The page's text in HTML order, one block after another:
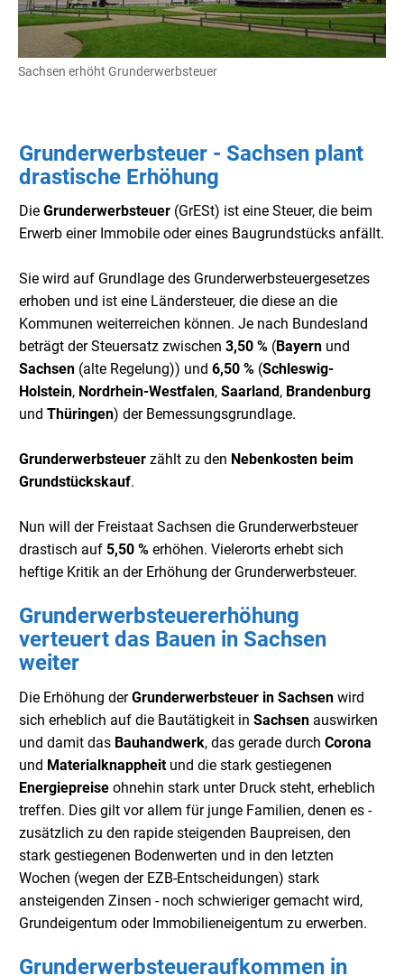
Sachsen erhöht Grunderwerbsteuer
Grunderwerbsteuer - Sachsen plant
drastische Erhöhung
Die Grunderwerbsteuer (GrESt) ist eine Steuer, die beim
Erwerb einer Immobile oder eines Baugrundstücks anfällt.
Sie wird auf Grundlage des Grunderwerbsteuergesetzes
erhoben und ist eine Ländersteuer, die diese an die
Kommunen weiterreichen können. Je nach Bundesland
beträgt der Steuersatz zwischen 3,50 % (Bayern und
Sachsen (alte Regelung)) und 6,50 % (Schleswig-
Holstein, Nordrhein-Westfalen, Saarland , Brandenburg
und Thüringen) der Bemessungsgrundlage.
Grunderwerbsteuer zählt zu den Nebenkosten beim
Grundstückskauf.
Nun will der Freistaat Sachsen die Grunderwerbsteuer
drastisch auf 5,50 % erhöhen. Vielerorts erhebt sich
heftige Kritik an der Erhöhung der Grunderwerbsteuer.
Grunderwerbsteuererhöhung
verteuert das Bauen in Sachsen
weiter
Die Erhöhung derGrunderwerbsteuer in Sachsen wird
sich erheblich auf die Bautätigkeit in Sachsen auswirken
und damit das Bauhandwerk, das gerade durch Corona
und Materialknappheitund die stark gestiegenen
Energiepreise ohnehin stark unter Druck steht, erheblich
treffen. Dies gilt vor allem für junge Familien, denen es -
zusätzlich zu den rapide steigenden Baupreisen, den
stark gestiegenen Bodenwerten und in den letzten
Wochen (wegen der EZB-Entscheidungen) stark
ansteigenden Zinsen - noch schwieriger gemacht wird,
Grundeigentum oder Immobilieneigentum zu erwerben.
Grunderwerbsteueraufkommen in